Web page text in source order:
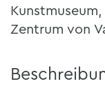
Zentrum von